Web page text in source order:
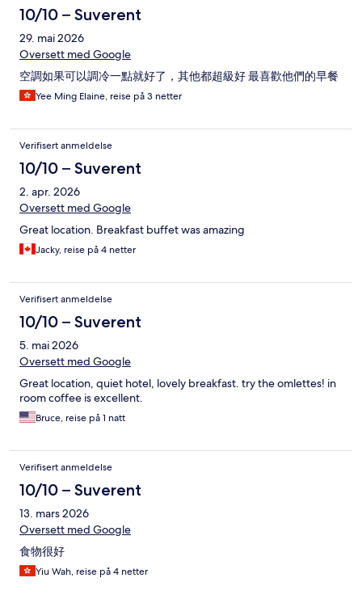
10/10 – Suverent
29. mai 2026
Oversett med Google
空調如果可以調冷一點就好了，其他都超級好 最喜歡他們的早餐
Yee Ming Elaine, reise på 3 netter
Verifisert anmeldelse
10/10 – Suverent
2. apr. 2026
Oversett med Google
Great location. Breakfast buffet was amazing
Jacky, reise på 4 netter
Verifisert anmeldelse
10/10 – Suverent
5. mai 2026
Oversett med Google
Great location, quiet hotel, lovely breakfast. try the omlettes! in
room coffee is excellent.
Bruce, reise på 1 natt
Verifisert anmeldelse
10/10 – Suverent
13. mars 2026
Oversett med Google
食物很好
Yiu Wah, reise på 4 netter